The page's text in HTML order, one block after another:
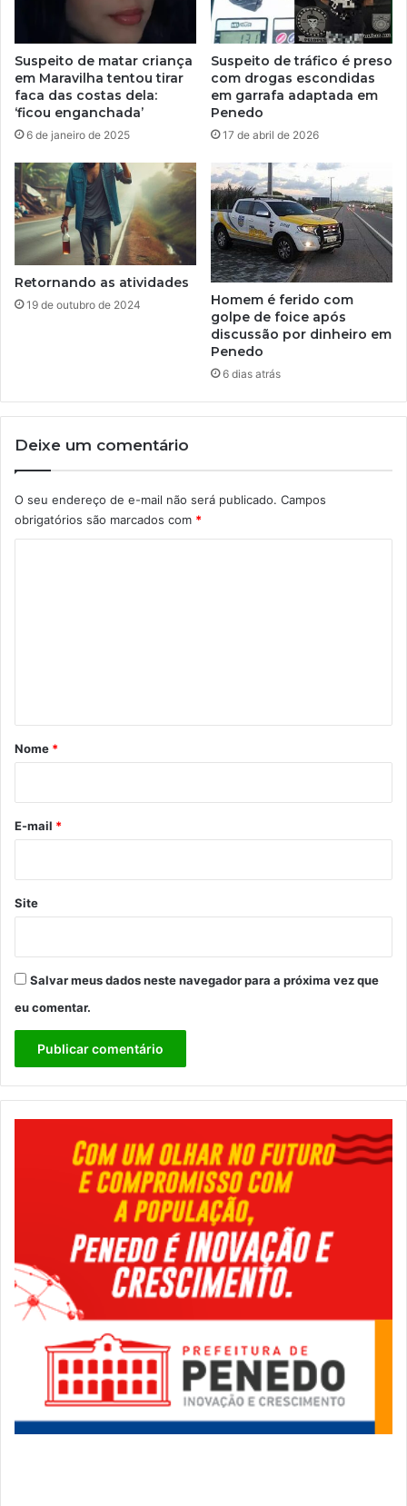
Suspeito de matar criança
em Maravilha tentou tirar
faca das costas dela:
‘ficou enganchada’
6 de janeiro de 2025
Suspeito de tráfico é preso
com drogas escondidas
em garrafa adaptada em
Penedo
17 de abril de 2026
Retornando as atividades
19 de outubro de 2024
Homem é ferido com
golpe de foice após
discussão por dinheiro em
Penedo
6 dias atrás
Deixe um comentário
O seu endereço de e-mail não será publicado. Campos
obrigatórios são marcados com *
r
*
Nome *
E-mail *
Site
Salvar meus dados neste navegador para a próxima vez que
eu comentar.